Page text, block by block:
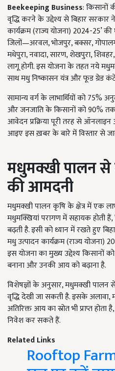
Beekeeping Business: किसानों
वृद्धि करने के उद्देश्य से बिहार
कार्यक्रम (राज्य योजना) 2024-25’
जिलों—अरवल, भोजपुर, बक्सर,
मधेपुरा, नवादा, सारण, शेखपुरा,
लागू होगी. इस योजना के तहत नये
साथ मधु निष्कासन यंत्र और फूड ग्रेड
सामान्य वर्ग के लाभार्थियों को 75%
और जनजाति के किसानों को 90% तक
आवेदन प्रक्रिया पूरी तरह से
आइए इस ख़बर के बारे में विस्तार से
मधुमक्खी पालन से
की आमदनी
मधुमक्खी पालन कृषि के क्षेत्र में एक
मधुमक्खियां परागण में सहायक होती
बढ़ती है. इसी को ध्यान में रखते हुए
मधु उत्पादन कार्यक्रम (राज्य
इस योजना का मुख्य उद्देश्य किसानों
बनाना और उनकी आय को बढ़ाना है.
विशेषज्ञों के अनुसार, मधुमक्खी
वृद्धि देखी जा सकती है. इसके
अतिरिक्त आय का स्रोत भी प्राप्त
निवेश कर सकते हैं.
Related Links
Rooftop